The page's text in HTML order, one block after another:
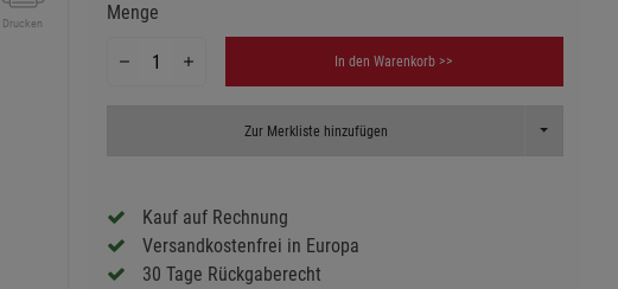
Drucken
Menge
In den Warenkorb >>
Zur Merkliste hinzufügen Toggle
Kauf auf Rechnung
Versandkostenfrei in Europa
30 Tage Rückgaberecht